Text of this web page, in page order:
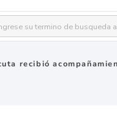
recibió